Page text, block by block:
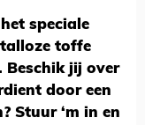
speciale
toffe
Beschik jij over
door een
Stuur ‘m in en